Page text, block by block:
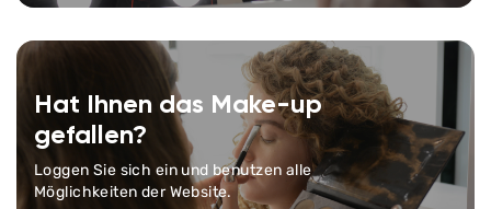
Hat Ihnen das Make-up
gefallen?
Loggen Sie sich ein und benutzen alle
Möglichkeiten der Website.